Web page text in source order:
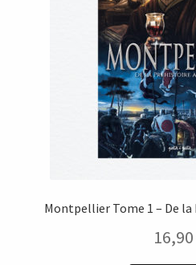
Montpellier Tome 1 – De
16,90